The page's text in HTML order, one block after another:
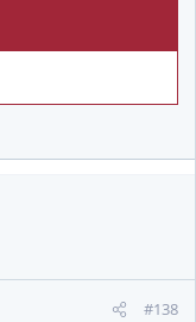
#138